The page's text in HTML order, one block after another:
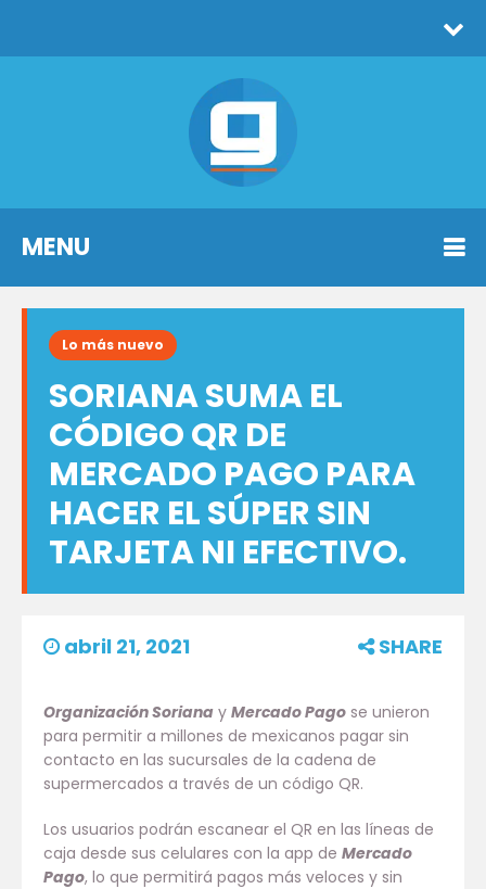
MENU
Lo más nuevo
SORIANA SUMA EL
CÓDIGO QR DE
MERCADO PAGO PARA
HACER EL SÚPER SIN
TARJETA NI EFECTIVO.
abril 21, 2021 SHARE
Organización Soriana y Mercado Pago se unieron
para permitir a millones de mexicanos pagar sin
contacto en las sucursales de la cadena de
supermercados a través de un código QR.
Los usuarios podrán escanear el QR en las líneas de
caja desde sus celulares con la app de Mercado
Pago, lo que permitirá pagos más veloces y sin